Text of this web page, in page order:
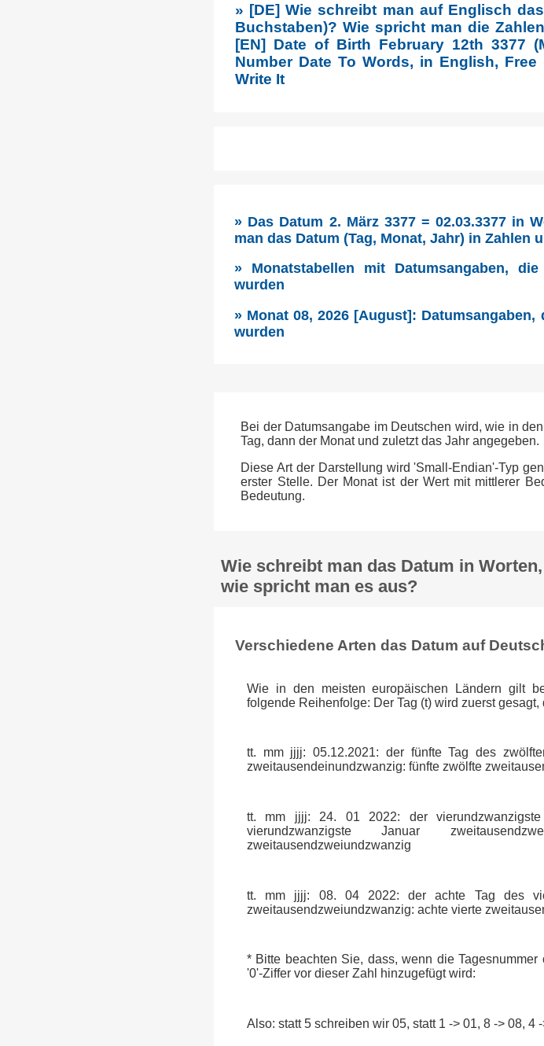
» [DE] Wie schreibt man auf Englisch
Buchstaben)? Wie spricht man die
[EN] Date of Birth February 12th 3377
Number Date To Words, in English,
Write It
» Das Datum 2. März 3377 = 02.03.3377 in
man das Datum (Tag, Monat, Jahr) in Zahlen
» Monatstabellen mit Datumsangaben,
wurden
» Monat 08, 2026 [August]:
wurden
Bei der Datumsangabe im Deutschen wird, wie in
Tag, dann der Monat und zuletzt das Jahr angegeben.
Diese Art der Darstellung wird 'Small-Endian'-Typ
erster Stelle. Der Monat ist der Wert mit mittlerer
Bedeutung.
Wie schreibt man das Datum in
wie spricht man es aus?
Verschiedene Arten das Datum auf
Wie in den meisten europäischen Ländern gilt
folgende Reihenfolge: Der Tag (t) wird zuerst
tt. mm jjjj: 05.12.2021: der fünfte Tag des
zweitausendeinundzwanzig: fünfte zwölfte
tt. mm jjjj: 24. 01 2022: der
vierundzwanzigste Januar
zweitausendzweiundzwanzig
tt. mm jjjj: 08. 04 2022: der achte Tag des
zweitausendzweiundzwanzig: achte vierte
* Bitte beachten Sie, dass, wenn die
'0'-Ziffer vor dieser Zahl hinzugefügt wird:
Also: statt 5 schreiben wir 05, statt 1 -> 01, 8 -> 08, 4